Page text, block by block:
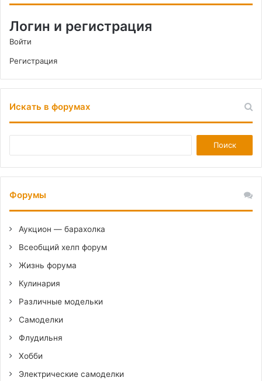
Логин и регистрация
Войти
Регистрация
Искать в форумах
Форумы
Аукцион — барахолка
Всеобщий хелп форум
Жизнь форума
Кулинария
Различные модельки
Самоделки
Флудильня
Хобби
Электрические самоделки